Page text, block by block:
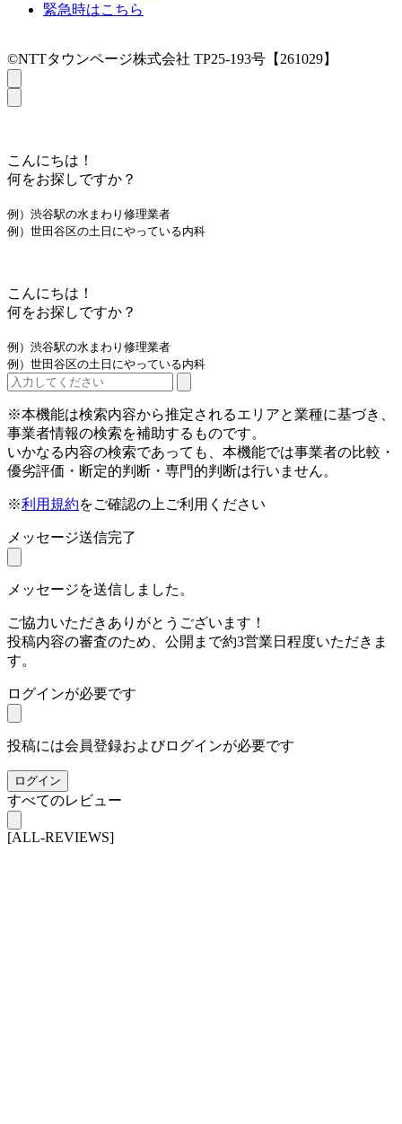
緊急時はこちら
©NTTタウンページ株式会社 TP25-193号【261029】
こんにちは！
何をお探しですか？
例）渋谷駅の水まわり修理業者
例）世田谷区の土日にやっている内科
こんにちは！
何をお探しですか？
例）渋谷駅の水まわり修理業者
例）世田谷区の土日にやっている内科
※本機能は検索内容から推定されるエリアと業種に基づき、
事業者情報の検索を補助するものです。
いかなる内容の検索であっても、本機能では事業者の比較・
優劣評価・断定的判断・専門的判断は行いません。
※利用規約をご確認の上ご利用ください
メッセージ送信完了
メッセージを送信しました。
ご協力いただきありがとうございます！
投稿内容の審査のため、公開まで約3営業日程度いただきま
す。
ログインが必要です
投稿には会員登録およびログインが必要です
ログイン
すべてのレビュー
[ALL-REVIEWS]